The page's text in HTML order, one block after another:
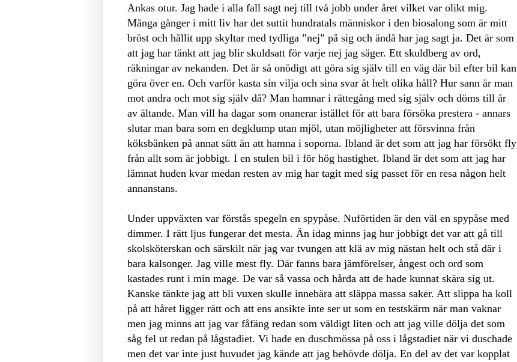
Ankas otur. Jag hade i alla fall sagt nej till två jobb under året vilket var olikt mig.
Många gånger i mitt liv har det suttit hundratals människor i den biosalong som är mitt
bröst och hållit upp skyltar med tydliga ”nej” på sig och ändå har jag sagt ja. Det är som
att jag har tänkt att jag blir skuldsatt för varje nej jag säger. Ett skuldberg av ord,
räkningar av nekanden. Det är så onödigt att göra sig själv till en väg där bil efter bil kan
göra över en. Och varför kasta sin vilja och sina svar åt helt olika håll? Hur sann är man
mot andra och mot sig själv då? Man hamnar i rättegång med sig själv och döms till år
av ältande. Man vill ha dagar som onanerar istället för att bara försöka prestera - annars
slutar man bara som en degklump utan mjöl, utan möjligheter att försvinna från
köksbänken på annat sätt än att hamna i soporna. Ibland är det som att jag har försökt fly
från allt som är jobbigt. I en stulen bil i för hög hastighet. Ibland är det som att jag har
lämnat huden kvar medan resten av mig har tagit med sig passet för en resa någon helt
annanstans.
Under uppväxten var förstås spegeln en spypåse. Nuförtiden är den väl en spypåse med
dimmer. I rätt ljus fungerar det mesta. Än idag minns jag hur jobbigt det var att gå till
skolsköterskan och särskilt när jag var tvungen att klä av mig nästan helt och stå där i
bara kalsonger. Jag ville mest fly. Där fanns bara jämförelser, ångest och ord som
kastades runt i min mage. De var så vassa och hårda att de hade kunnat skära sig ut.
Kanske tänkte jag att bli vuxen skulle innebära att släppa massa saker. Att slippa ha koll
på att håret ligger rätt och att ens ansikte inte ser ut som en testskärm när man vaknar
men jag minns att jag var fåfäng redan som väldigt liten och att jag ville dölja det som
såg fel ut redan på lågstadiet. Vi hade en duschmössa på oss i lågstadiet när vi duschade
men det var inte just huvudet jag kände att jag behövde dölja. En del av det var kopplat